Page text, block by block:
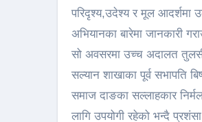
परिदृश्य,उदेश्य र मूल आदर्शमा
अभियानका बारेमा जानकारी
सो अवसरमा उच्च अदालत
सल्यान शाखाका पूर्व सभापति
समाज दाङका सल्लाहकार
लागि उपयोगी रहेको भन्दै